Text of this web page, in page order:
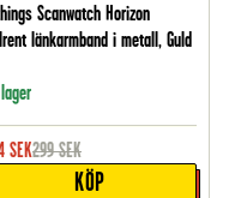
Scanwatch Horizon
länkarmband i metall, Guld
SEK299 SEK
KÖP